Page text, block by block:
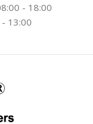
- 18:00
- 13:00